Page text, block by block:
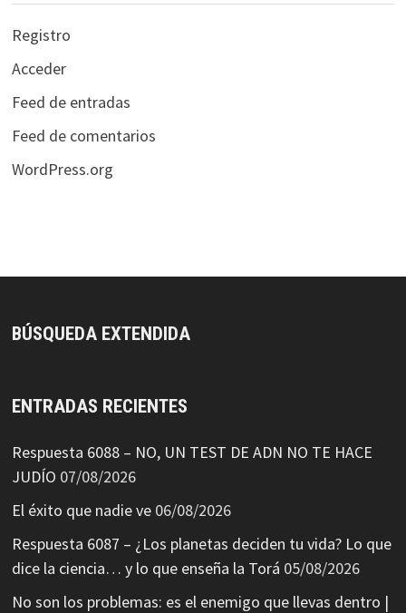
Registro
Acceder
Feed de entradas
Feed de comentarios
WordPress.org
BÚSQUEDA EXTENDIDA
ENTRADAS RECIENTES
Respuesta 6088 – NO, UN TEST DE ADN NO TE HACE
JUDÍO 07/08/2026
El éxito que nadie ve 06/08/2026
Respuesta 6087 – ¿Los planetas deciden tu vida? Lo que
dice la ciencia… y lo que enseña la Torá 05/08/2026
No son los problemas: es el enemigo que llevas dentro |